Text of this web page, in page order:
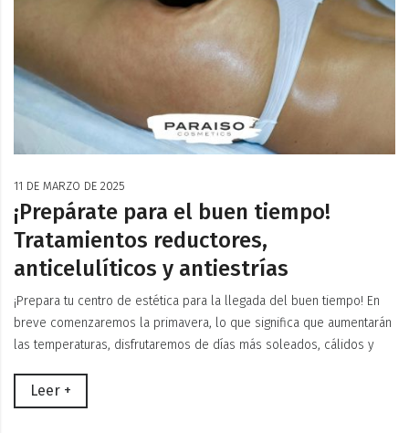
11 DE MARZO DE 2025
¡Prepárate para el buen tiempo!
Tratamientos reductores,
anticelulíticos y antiestrías
¡Prepara tu centro de estética para la llegada del buen tiempo! En
breve comenzaremos la primavera, lo que significa que aumentarán
las temperaturas, disfrutaremos de días más soleados, cálidos y
Leer +